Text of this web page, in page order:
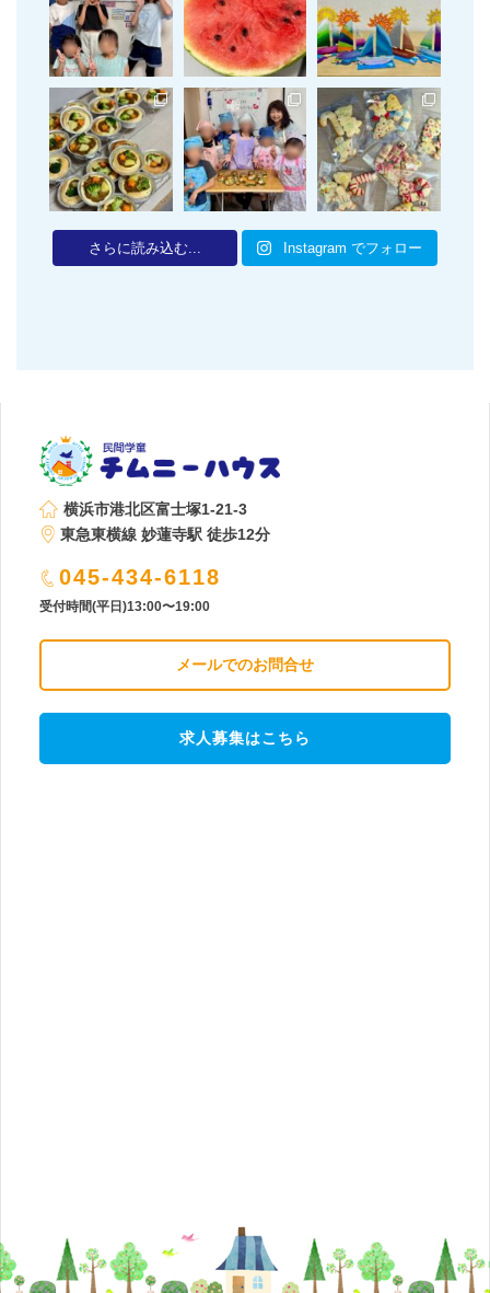
さらに読み込む... Instagram でフォロー
横浜市港北区富士塚1-21-3
東急東横線 妙蓮寺駅 徒歩12分
045-434-6118
受付時間(平日)13:00〜19:00
メールでのお問合せ
求人募集はこちら